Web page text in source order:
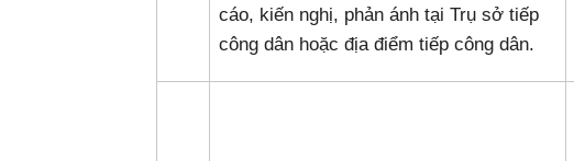
cáo, kiến nghị, phản ánh tại Trụ sở tiếp
công dân hoặc địa điểm tiếp công dân.